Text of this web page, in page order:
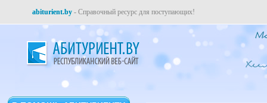
abiturient.by - Справочный ресурс для поступающих!